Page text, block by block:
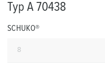
Typ A 70438
SCHUKO®